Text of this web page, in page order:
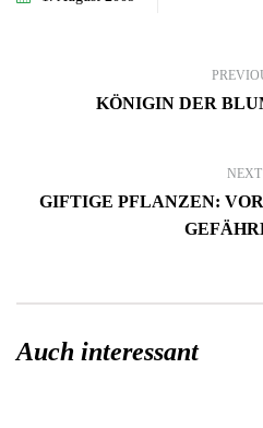
KÖNIGIN DER
NEXT
GIFTIGE PFLANZEN:
Auch interessant